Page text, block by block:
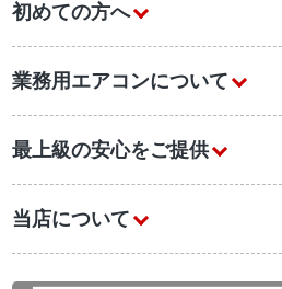
初めての方へ
業務用エアコンについて
最上級の安心をご提供
当店について